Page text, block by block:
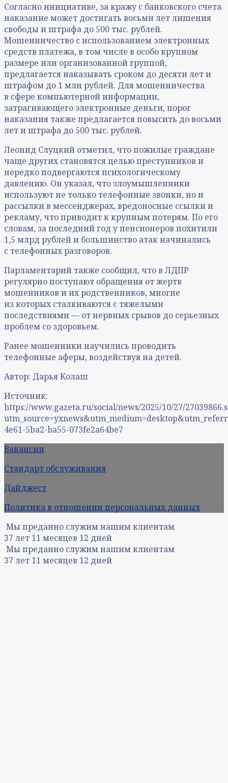
Согласно инициативе, за кражу с банковского счета
наказание может достигать восьми лет лишения
свободы и штрафа до 500 тыс. рублей.
Мошенничество с использованием электронных
средств платежа, в том числе в особо крупном
размере или организованной группой,
предлагается наказывать сроком до десяти лет и
штрафом до 1 млн рублей. Для мошенничества
в сфере компьютерной информации,
затрагивающего электронные деньги, порог
наказания также предлагается повысить до восьми
лет и штрафа до 500 тыс. рублей.
Леонид Слуцкий отметил, что пожилые граждане
чаще других становятся целью преступников и
нередко подвергаются психологическому
давлению. Он указал, что злоумышленники
используют не только телефонные звонки, но и
рассылки в мессенджерах, вредоносные ссылки и
рекламу, что приводит к крупным потерям. По его
словам, за последний год у пенсионеров похитили
1,5 млрд рублей и большинство атак начинались
с телефонных разговоров.
Парламентарий также сообщил, что в ЛДПР
регулярно поступают обращения от жертв
мошенников и их родственников, многие
из которых сталкиваются с тяжелыми
последствиями — от нервных срывов до серьезных
проблем со здоровьем.
Ранее мошенники научились проводить
телефонные аферы, воздействуя на детей.
Автор: Дарья Колаш
Источник:
https://www.gazeta.ru/social/news/2025/10/27/
4e61-5ba2-ba55-073fe2a64be7
Вакансии
Стандарт обслуживания
Дайджест
Политика в отношении персональных данных
Мы преданно служим нашим клиентам
37 лет 11 месяцев 12 дней
Мы преданно служим нашим клиентам
37 лет 11 месяцев 12 дней